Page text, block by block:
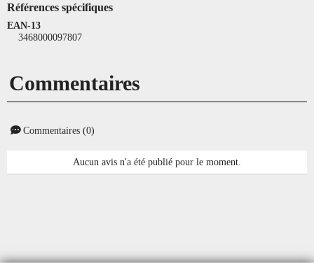
Références spécifiques
EAN-13
3468000097807
Commentaires
Commentaires (0)
Aucun avis n'a été publié pour le moment.